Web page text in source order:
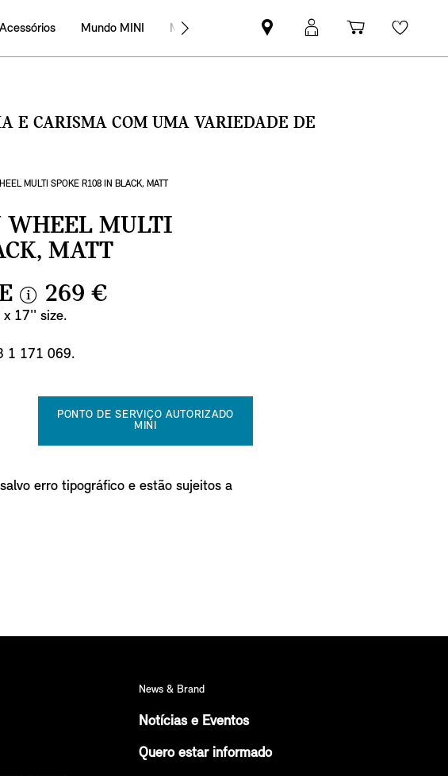
Mundo MINI MINI Empresas
Pesquisar
parceiro
Iniciar
sessão
Carrinho
de
E CARISMA COM UMA VARIEDADE DE
MULTI SPOKE R108 IN BLACK, MATT
MULTI
MATT
i
f
269 €
x 17'' size.
1 171 069.
PONTO DE SERVIÇO AUTORIZADO
MINI
erro tipográfico e estão sujeitos a
News & Brand
Notícias e Eventos
Quero estar informado